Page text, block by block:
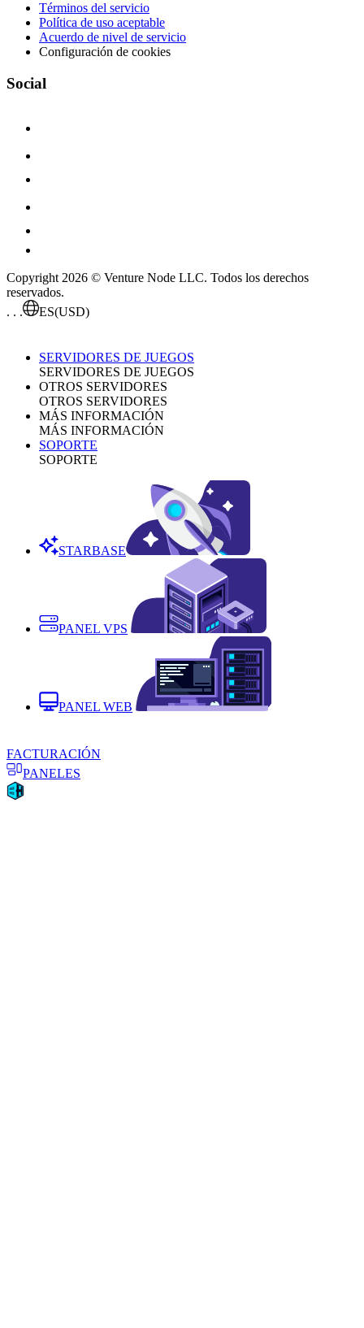
Términos del servicio
Política de uso aceptable
Acuerdo de nivel de servicio
Configuración de cookies
Social
Copyright 2026 © Venture Node LLC. Todos los derechos
reservados.
. . .
ES(USD)
SERVIDORES DE JUEGOS
SERVIDORES DE JUEGOS
OTROS SERVIDORES
OTROS SERVIDORES
MÁS INFORMACIÓN
MÁS INFORMACIÓN
SOPORTE
SOPORTE
STARBASE
PANEL VPS
PANEL WEB
FACTURACIÓN
PANELES